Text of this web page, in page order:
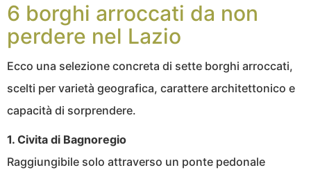
6 borghi arroccati da non
perdere nel Lazio
Ecco una selezione concreta di sette borghi arroccati,
scelti per varietà geografica, carattere architettonico e
capacità di sorprendere.
1. Civita di Bagnoregio
Raggiungibile solo attraverso un ponte pedonale